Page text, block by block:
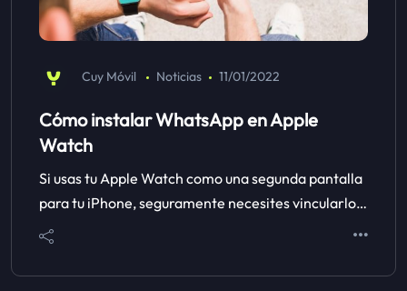
Cuy Móvil Noticias 11/01/2022
Cómo instalar WhatsApp en Apple
Watch
Si usas tu Apple Watch como una segunda pantalla
para tu iPhone, seguramente necesites vincularlo…